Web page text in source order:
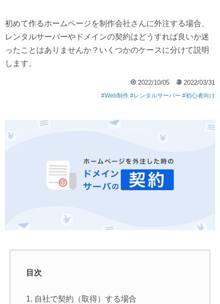
初めて作るホームページを制作会社さんに外注する場合、
レンタルサーバーやドメインの契約はどうすれば良いか迷
ったことはありませんか？いくつかのケースに分けて説明
します。
2022/10/05 2022/03/31
Web制作 レンタルサーバー 初心者向け
目次
自社で契約（取得）する場合